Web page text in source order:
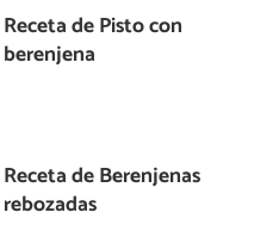
Receta de Pisto con
berenjena
Receta de Berenjenas
rebozadas